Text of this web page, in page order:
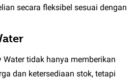
secara fleksibel sesuai dengan
tidak hanya memberikan
dan ketersediaan stok, tetapi